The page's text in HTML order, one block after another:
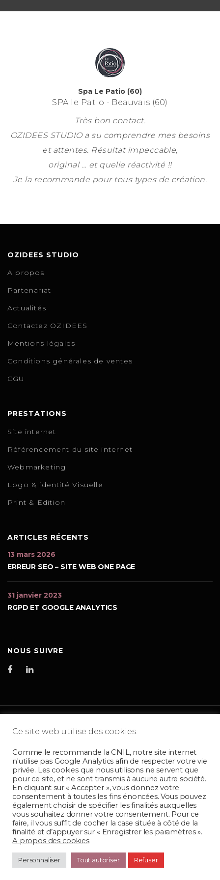
Spa Le Patio (60)
SPA le Patio - Beauvais (60)
Très bon contact.
OZIDEES STUDIO a su comprendre mes besoins
et attentes. Résultat impeccable,
original … et quelle réactivité !!
Je la recommande pour tous types de création.
OZIDEES STUDIO
A propos
Partenariat
Actualités
Contactez OZIDEES
Mentions légales
Conditions générales de ventes
CGU
PRESTATIONS
Site internet
Référencement du site internet
Webmarketing
Logo & identité Visuelle
Print & Edition
ARTICLES RÉCENTS
ERREUR SEO – SITE WEB ONE PAGE
13 mars 2026
RGPD ET GOOGLE ANALYTICS
31 janvier 2023
NOUS SUIVRE
© 2026 OZIDEES Studio - Tous droits réservés. Réalisation OZIDEES
STUDIO
AUTO-ENTREPRISE - SIREN 524 705 183 00027
OZIDEES STUDIO - Création graphique et réalisation de sites internet à
Beauvais, Amiens, Rouen, Lille, Oise, Picardie, Normandie, Ile de France,
internet Responsive Design, logos d'entreprise, plaquettes, flyers, cartes
de visite
Ce site web utilise des cookies.
Comme le recommande la CNIL, notre site internet
n'utilise pas Google Analytics afin de respecter votre vie
privée. Les cookies que nous utilisons ne servent que
pour ce site, et ne sont transmis à aucune autre société.
En cliquant sur « Accepter », vous donnez votre
consentement à toutes les fins énoncées. Vous pouvez
également choisir de spécifier les finalités auxquelles
vous souhaitez donner votre consentement. Pour ce
faire, il vous suffit de cocher la case située à côté de la
finalité et d’appuyer sur « Enregistrer les paramètres ».
A propos des cookies
Personnaliser Tout autoriser Refuser